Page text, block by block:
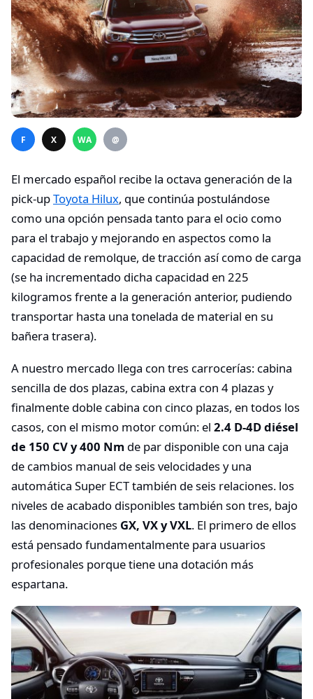
F X WA @
El mercado español recibe la octava generación de la
pick-upToyota Hilux, que continúa postulándose
como una opción pensada tanto para el ocio como
para el trabajo y mejorando en aspectos como la
capacidad de remolque, de tracción así como de carga
(se ha incrementado dicha capacidad en 225
kilogramos frente a la generación anterior, pudiendo
transportar hasta una tonelada de material en su
bañera trasera).
A nuestro mercado llega con tres carrocerías: cabina
sencilla de dos plazas, cabina extra con 4 plazas y
finalmente doble cabina con cinco plazas, en todos los
casos, con el mismo motor común: el 2.4 D-4D diésel
de 150 CV y 400 Nm de par disponible con una caja
de cambios manual de seis velocidades y una
automática Super ECT también de seis relaciones. los
niveles de acabado disponibles también son tres, bajo
las denominaciones GX, VX y VXL. El primero de ellos
está pensado fundamentalmente para usuarios
profesionales porque tiene una dotación más
espartana.